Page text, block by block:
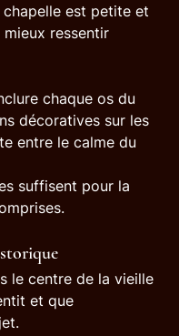
est petite et
ressentir
chaque os du
décoratives sur les
entre le calme du
suffisent pour la
le centre de la vieille
et que